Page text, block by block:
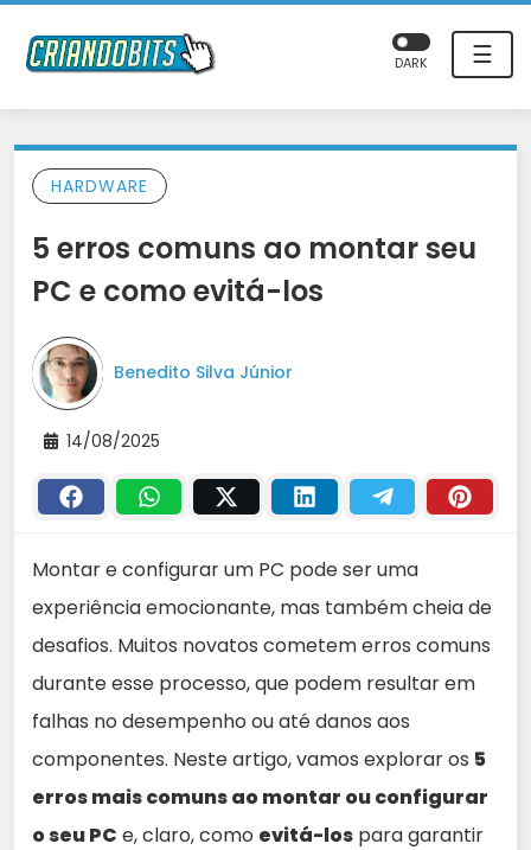
☰
DARK
HARDWARE
5 erros comuns ao montar seu
PC e como evitá-los
Benedito Silva Júnior
14/08/2025
Montar e configurar um PC pode ser uma
experiência emocionante, mas também cheia de
desafios. Muitos novatos cometem erros comuns
durante esse processo, que podem resultar em
falhas no desempenho ou até danos aos
componentes. Neste artigo, vamos explorar os 5
erros mais comuns ao montar ou configurar
o seu PC e, claro, como evitá-los para garantir